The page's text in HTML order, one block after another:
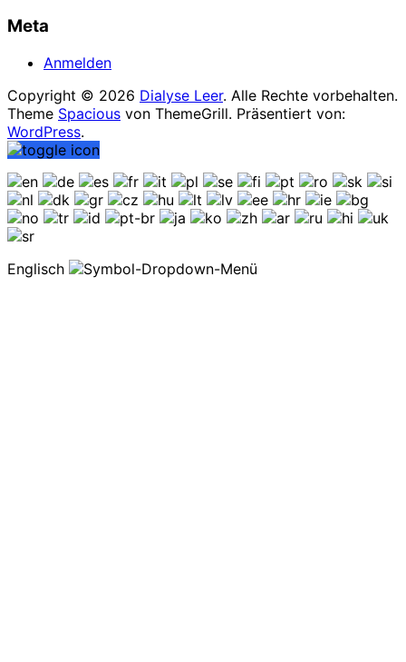
Meta
Anmelden
Copyright © 2026 Dialyse Leer. Alle Rechte vorbehalten.
Theme Spacious von ThemeGrill. Präsentiert von:
WordPress.
Englisch